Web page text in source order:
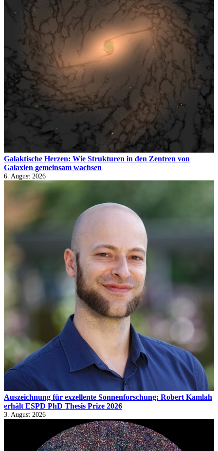
Galaktische Herzen: Wie Strukturen in den Zentren von
Galaxien gemeinsam wachsen
6. August 2026
Auszeichnung für exzellente Sonnenforschung: Robert Kamlah
erhält ESPD PhD Thesis Prize 2026
3. August 2026